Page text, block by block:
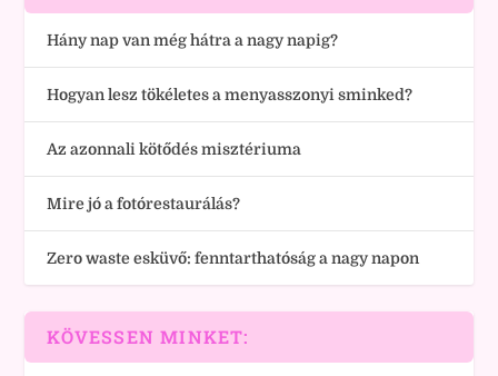
Hány nap van még hátra a nagy napig?
Hogyan lesz tökéletes a menyasszonyi sminked?
Az azonnali kötődés misztériuma
Mire jó a fotórestaurálás?
Zero waste esküvő: fenntarthatóság a nagy napon
KÖVESSEN MINKET: